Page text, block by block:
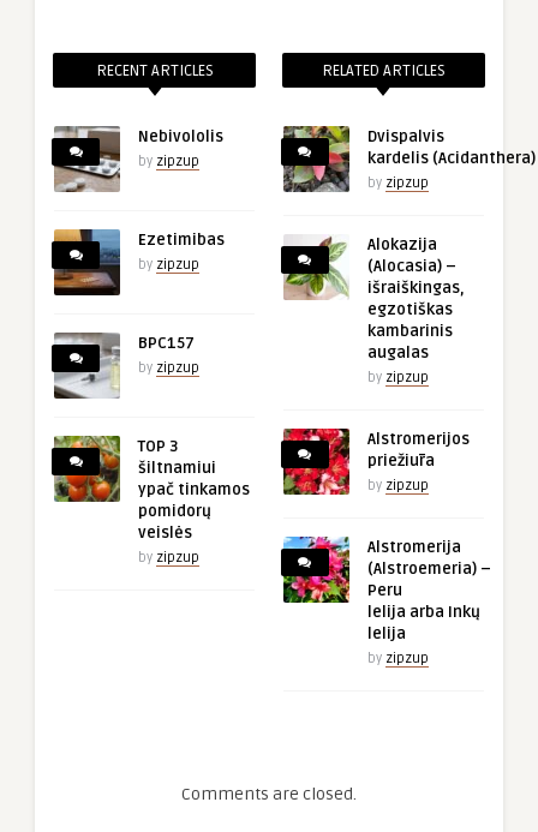
RECENT ARTICLES
Nebivololis
by zipzup
Ezetimibas
by zipzup
BPC157
by zipzup
TOP 3
šiltnamiui
ypač tinkamos
pomidorų
veislės
by zipzup
RELATED ARTICLES
Dvispalvis
kardelis (Acidanthera)
by zipzup
Alokazija
(Alocasia) –
išraiškingas,
egzotiškas
kambarinis
augalas
by zipzup
Alstromerijos
priežiūra
by zipzup
Alstromerija
(Alstroemeria) –
Peru
lelija arba Inkų
lelija
by zipzup
Comments are closed.